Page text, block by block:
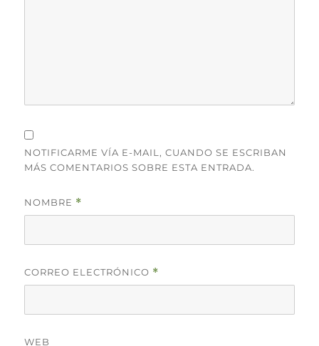
NOTIFICARME VÍA E-MAIL, CUANDO SE ESCRIBAN
MÁS COMENTARIOS SOBRE ESTA ENTRADA.
NOMBRE *
CORREO ELECTRÓNICO *
WEB